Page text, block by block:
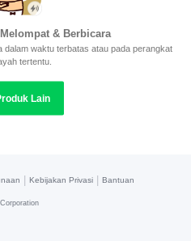
& Berbicara
waktu terbatas atau pada perangkat
tertentu.
Lain
Kebijakan Privasi Bantuan